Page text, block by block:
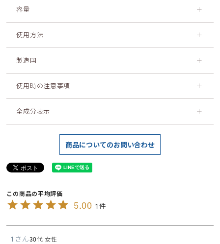
容量 ＋
使用方法 ＋
製造国 ＋
使用時の注意事項 ＋
全成分表示 ＋
商品についてのお問い合わせ
5.00 1
1 30代 女性